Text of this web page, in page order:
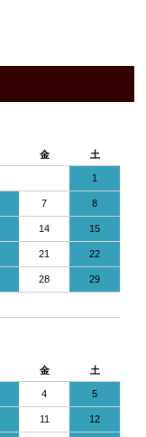
金 土
1
7 8
14 15
21 22
28 29
金 土
4 5
11 12